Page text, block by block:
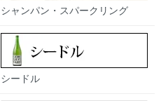
シャンパン・スパークリング
シードル